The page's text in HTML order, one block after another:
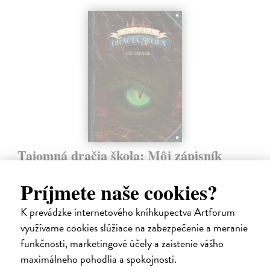
Príjmete naše cookies?
K prevádzke internetového kníhkupectva Artforum
využívame cookies slúžiace na zabezpečenie a meranie
funkčnosti, marketingové účely a zaistenie vášho
maximálneho pohodlia a spokojnosti.
Tajomná dračia škola: Môj zápisník
pre pravých dračích jazdcov. Určite poznáte najdôležitejšie pravidlo
dračej školy: ostrov Sedem ohňov musí zostať utajený! Samozrejme,…
Do 4 dní
10,57 €
10,90 € ?